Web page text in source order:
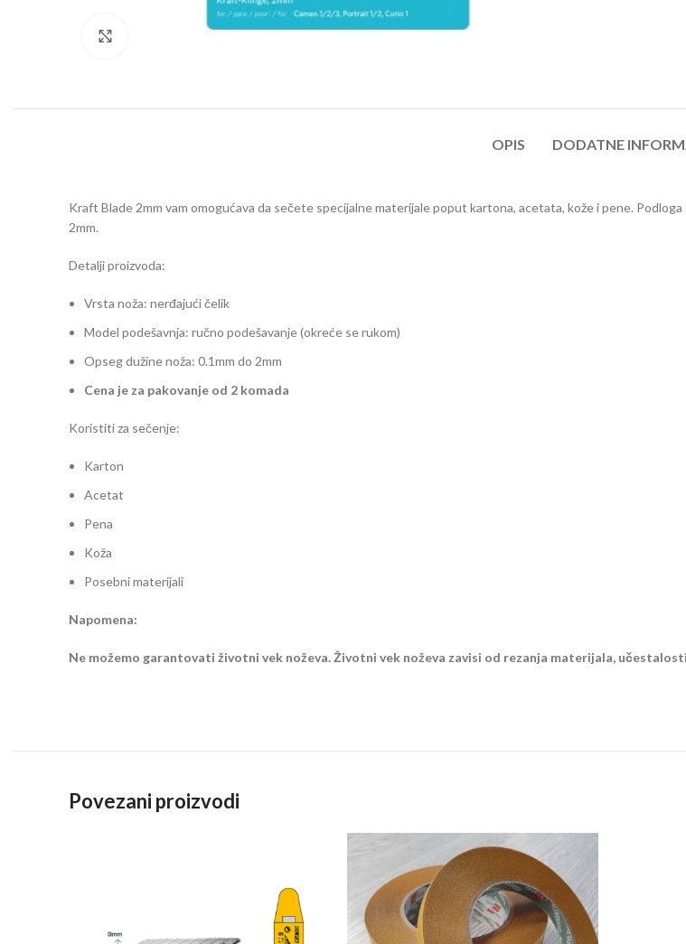
Klikni za uvećanje
OPIS DODATNE
Kraft Blade 2mm vam omogućava da sečete specijalne materijale poput kartona, acetata, kože i pene.
2mm.
Detalji proizvoda:
Vrsta noža: nerđajući čelik
Model podešavnja: ručno podešavanje (okreće se rukom)
Opseg dužine noža: 0.1mm do 2mm
Cena je za pakovanje od 2 komada
Koristiti za sečenje:
Karton
Acetat
Pena
Koža
Posebni materijali
Napomena:
Ne možemo garantovati životni vek noževa. Životni vek noževa zavisi od rezanja materijala,
Povezani proizvodi